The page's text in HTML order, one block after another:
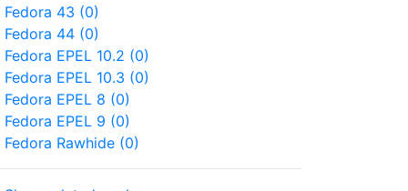
Fedora 43 (0)
Fedora 44 (0)
Fedora EPEL 10.2 (0)
Fedora EPEL 10.3 (0)
Fedora EPEL 8 (0)
Fedora EPEL 9 (0)
Fedora Rawhide (0)